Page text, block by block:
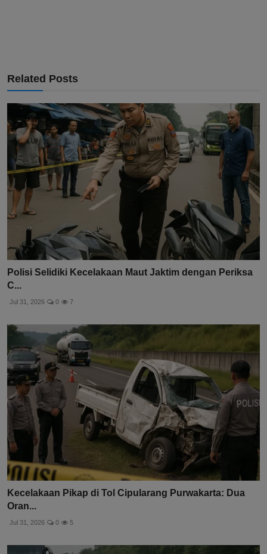
Related Posts
Polisi Selidiki Kecelakaan Maut Jaktim dengan Periksa
C...
Jul 31, 2026 0 7
Kecelakaan Pikap di Tol Cipularang Purwakarta: Dua
Oran...
Jul 31, 2026 0 5